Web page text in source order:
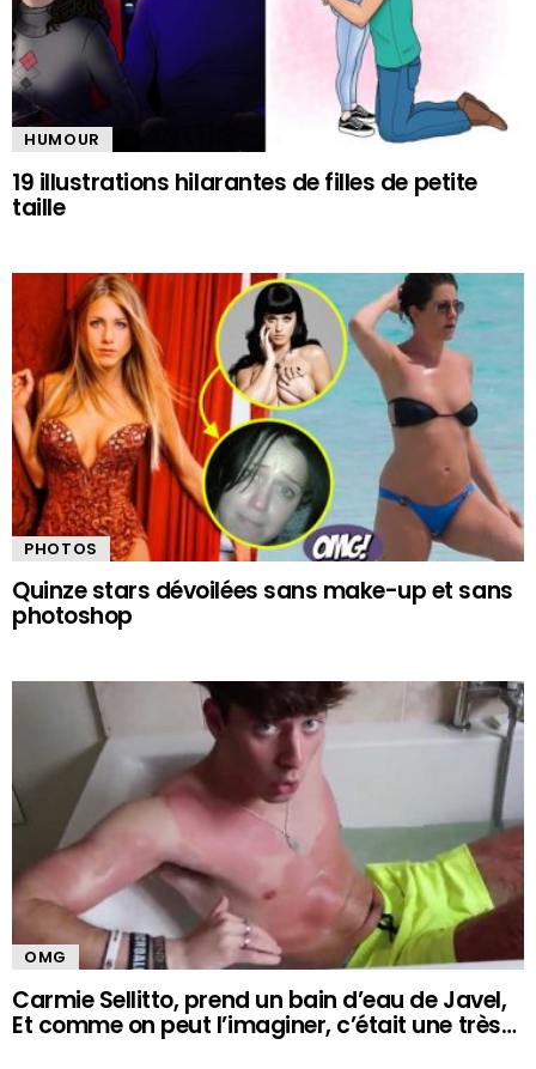
HUMOUR
19 illustrations hilarantes de filles de petite
taille
PHOTOS
Quinze stars dévoilées sans make-up et sans
photoshop
OMG
Carmie Sellitto, prend un bain d’eau de Javel,
Et comme on peut l’imaginer, c’était une très…